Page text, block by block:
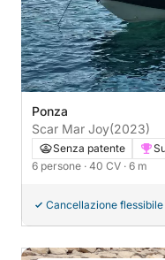
Ponza
Scar Mar Joy(2023)
Senza patente
6 persone · 40 CV · 6 m
Cancellazione flessibile